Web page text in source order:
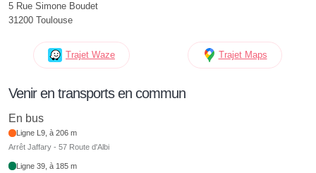
5 Rue Simone Boudet
31200 Toulouse
Trajet Waze Trajet Maps
Venir en transports en commun
En bus
Ligne L9, à 206 m
Arrêt Jaffary - 57 Route d'Albi
Ligne 39, à 185 m